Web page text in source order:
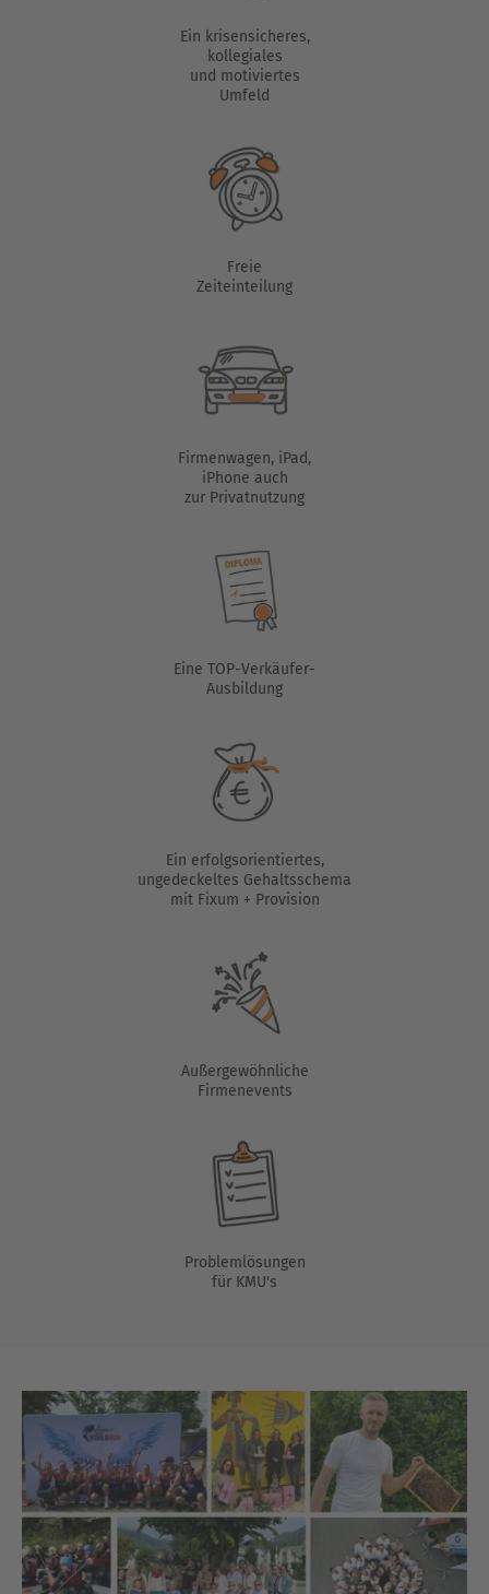
Ein krisensicheres,
kollegiales
und motiviertes
Umfeld
Freie
Zeiteinteilung
Firmenwagen, iPad,
iPhone auch
zur Privatnutzung
Eine TOP-Verkäufer-
Ausbildung
Ein erfolgsorientiertes,
ungedeckeltes Gehaltsschema
mit Fixum + Provision
Außergewöhnliche
Firmenevents
Problemlösungen
für KMU's